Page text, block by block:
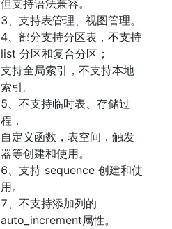
但支持语法兼容。
3、支持表管理、视图管理。
4、部分支持分区表，不支持
list 分区和复合分区；
支持全局索引，不支持本地
索引。
5、不支持临时表、存储过
程，
自定义函数，表空间，触发
器等创建和使用。
6、支持 sequence 创建和使
用。
7、不支持添加列的
auto_increment属性。